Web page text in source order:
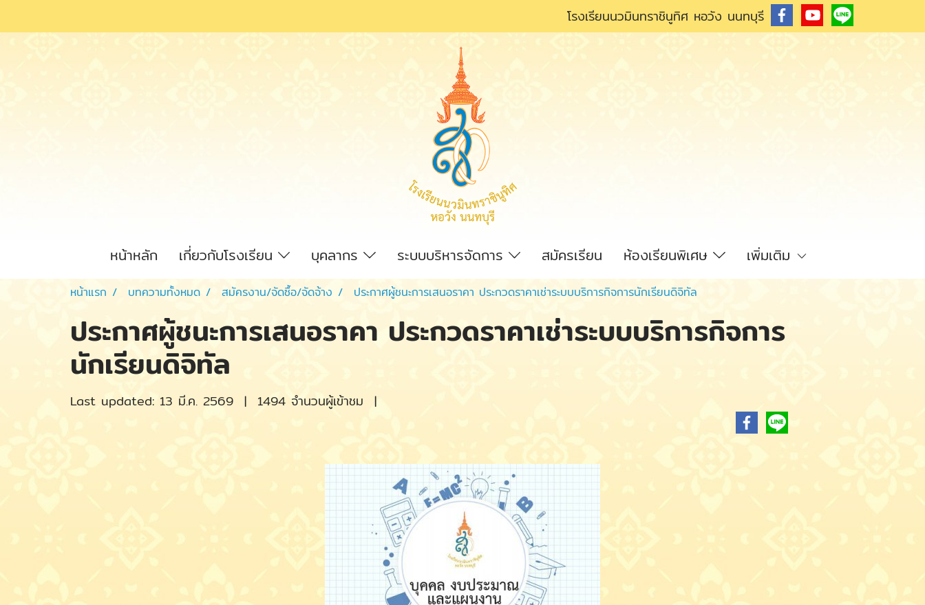
โรงเรียนนวมินทราชินูทิศ หอวัง นนทบุรี
หน้าหลัก เกี่ยวกับโรงเรียน บุคลากร ระบบบริหารจัดการ สมัครเรียน ห้องเรียนพิเศษ เพิ่มเติม
หน้าแรก บทความทั้งหมด สมัครงาน/จัดซื้อ/จัดจ้าง ประกาศผู้ชนะการเสนอราคา ประกวดราคาเช่าระบบบริการกิจการนักเรียนดิจิทัล
ประกาศผู้ชนะการเสนอราคา ประกวดราคาเช่าระบบบริการกิจการ
นักเรียนดิจิทัล
Last updated: 13 มี.ค. 2569 | 1494 จำนวนผู้เข้าชม |